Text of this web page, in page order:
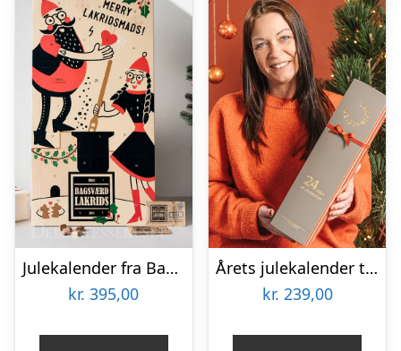
Julekalender fra Bagsværd Lakrids 2026
kr. 395,00
Årets julekalender til lakrids-elskeren fra Lakridseriet – 360g
kr. 239,00